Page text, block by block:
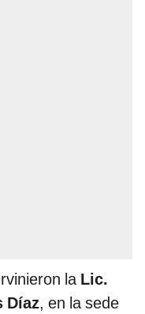
la Lic.
Díaz, en la sede